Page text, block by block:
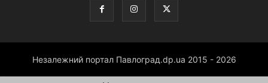
Незалежний портал Павлоград.dp.ua 2015 - 2026